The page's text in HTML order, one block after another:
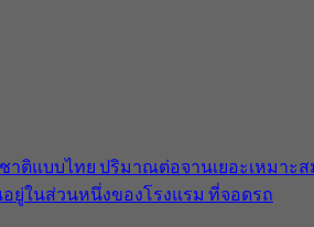
าติแบบไทย ปริมาณต่อจานเยอะเหมาะ
ยู่ในส่วนหนึ่งของโรงแรม ที่จอดรถ